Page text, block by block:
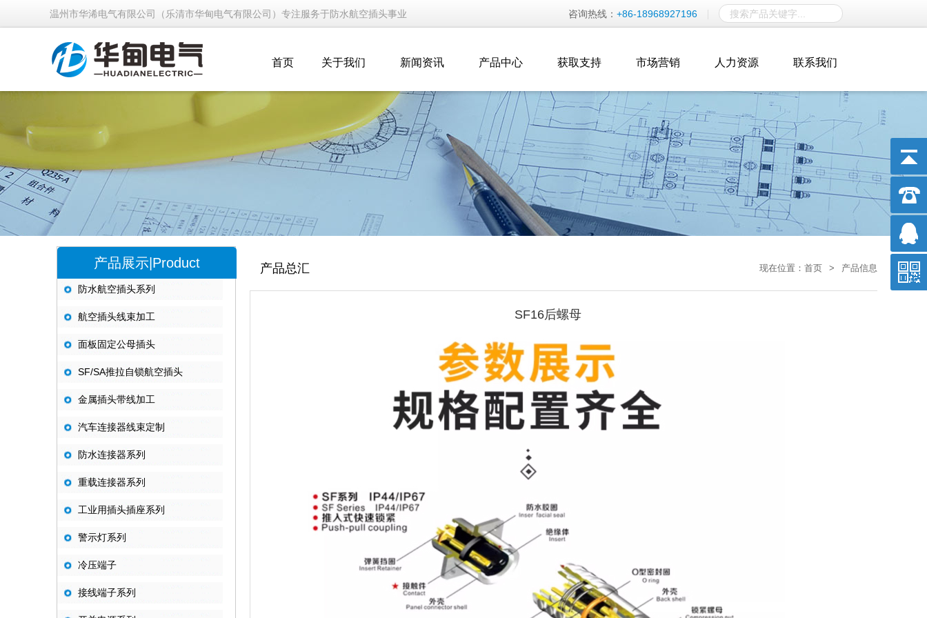
温州市华浠电气有限公司（乐清市华甸电气有限公司）专注服务于防水航空插头事业 咨询热线： +86-18968927196
首页 关于我们 新闻资讯 产品中心 获取支持 市场营销 人力资源 联系我们
产品展示|Product
防水航空插头系列
航空插头线束加工
面板固定公母插头
SF/SA推拉自锁航空插头
金属插头带线加工
汽车连接器线束定制
防水连接器系列
重载连接器系列
工业用插头插座系列
警示灯系列
冷压端子
接线端子系列
产品总汇 现在位置： 首页 > 产品信息
SF16后螺母